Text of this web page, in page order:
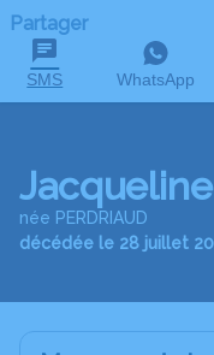
Partager
SMS WhatsApp
née PERDRIAUD
décédée le 28 juillet